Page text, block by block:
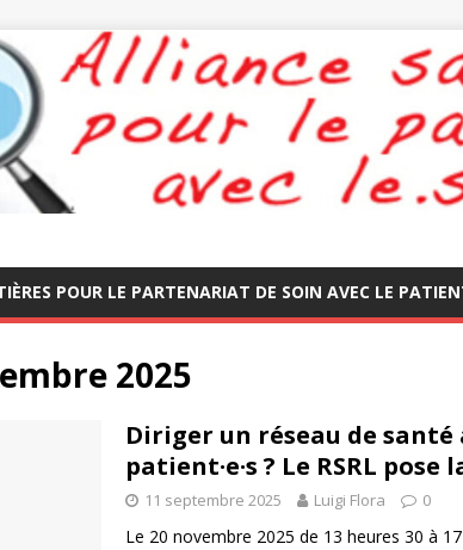
POUR LE PARTENARIAT DE SOIN AVEC LE
2025
Diriger un réseau de santé
patient·e·s ? Le RSRL pose
11 septembre 2025 Luigi Flora 0
Le 20 novembre 2025 de 13 heures 30 à